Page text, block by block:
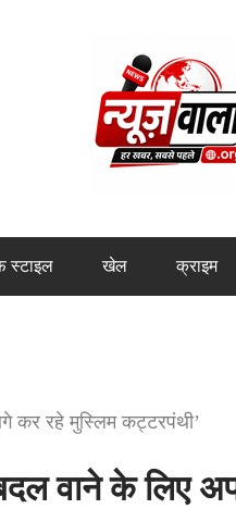
स्टाइल खेल क्राइम
कर रहे मुस्लिम कट्टरपंथी’
वाने के लिए